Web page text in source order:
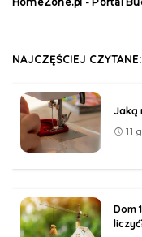
NAJCZĘŚCIEJ CZYTANE:
Jaką
11
Dom